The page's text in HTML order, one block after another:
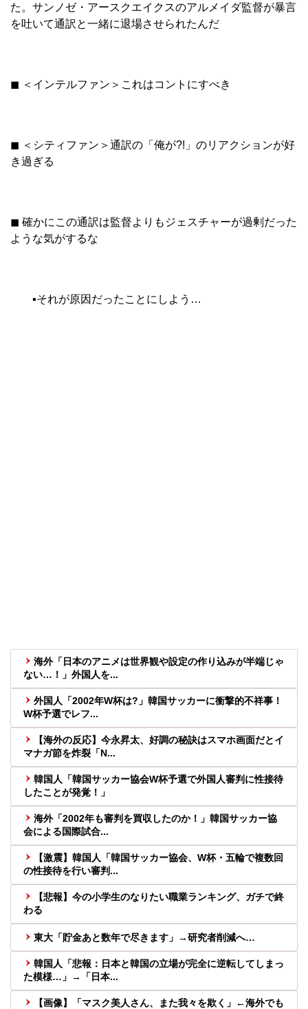
た。サンノゼ・アースクエイクスのアルメイダ監督が暴言
を吐いて通訳と一緒に退場させられたんだ
◼︎ ＜インテルファン＞これはコントにすべき
◼︎ ＜シティファン＞通訳の「俺が?!」のリアクションが好
き過ぎる
◼︎ 確かにこの通訳は監督よりもジェスチャーが過剰だった
ような気がするな
▪︎それが原因だったことにしよう…
海外「日本のアニメは世界観や設定の作り込みが半端じゃ
ない…！」外国人を...
外国人「2002年W杯は?」韓国サッカーに衝撃的不祥事！
W杯予選でレフ...
【海外の反応】今永昇太、好調の秘訣はスマホ画面だとイ
マナガ節を炸裂「N...
韓国人「韓国サッカー協会W杯予選で外国人審判に性接待
したことが発覚！」
海外「2002年も審判を買収したのか！」韓国サッカー協
会による国際試合...
【激震】韓国人「韓国サッカー協会、W杯・五輪で複数回
の性接待を行い審判...
【悲報】今の小学生のなりたい職業ランキング、ガチで終
わる
東大「貯金あと数年で尽きます」→研究者削減へ…
韓国人「悲報：日本と韓国の立場が完全に逆転してしまっ
た模様…」→「日本...
【画像】「マスク美人さん、また我々を欺く」←海外でも